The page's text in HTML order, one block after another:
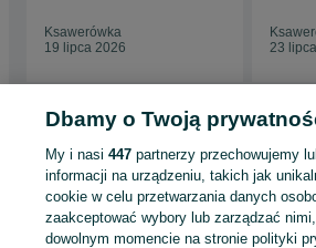
Ksawerówka
19 lipca 2026
23
Strona główna Rolnictwo Części do maszyn
rolniczych - Wielkopolskie
Części do maszyn
KATEGORIA
Dbamy o Twoją
My i nasi447 partnerzy przechowujemy
informacji na urządzeniu, takich jak
cookie w celu przetwarzania danych
zaakceptować wybory lub zarządzać
dowolnym momencie na stronie polityki